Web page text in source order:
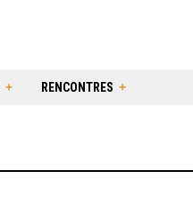
RENCONTRES